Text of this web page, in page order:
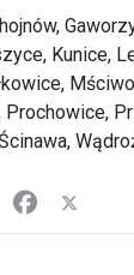
Kunice,